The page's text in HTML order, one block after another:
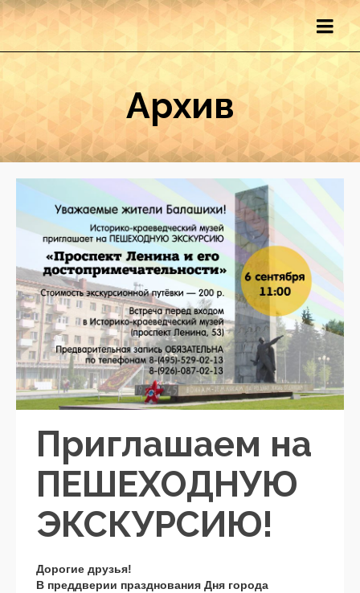
Архив
Приглашаем на
ПЕШЕХОДНУЮ
ЭКСКУРСИЮ!
Дорогие друзья!
В преддверии празднования Дня города